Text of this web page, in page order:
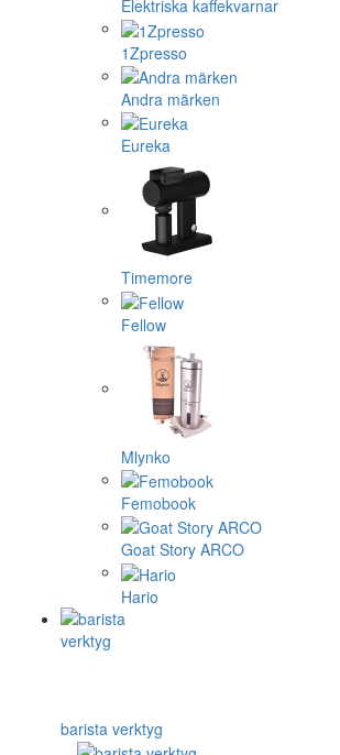
Elektriska kaffekvarnar
1Zpresso
Andra märken
Eureka
Timemore
Fellow
Mlynko
Femobook
Goat Story ARCO
Hario
barista verktyg